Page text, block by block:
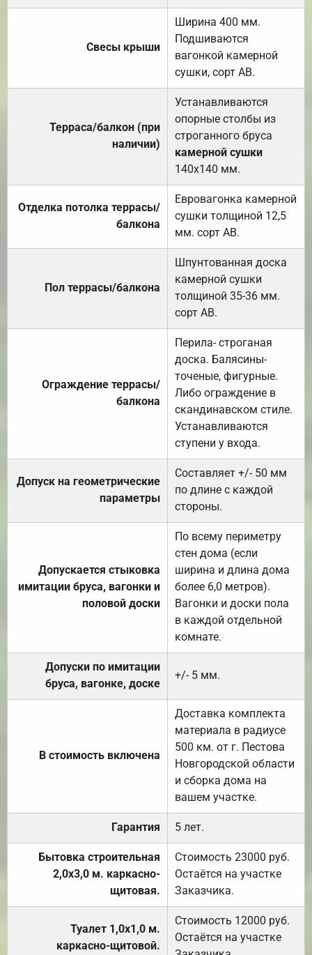
Свесы крыши
Ширина 400 мм.
Подшиваются
вагонкой камерной
сушки, сорт АВ.
Терраса/балкон (при
наличии)
Устанавливаются
опорные столбы из
строганного бруса
камерной сушки
140х140 мм.
Отделка потолка террасы/
балкона
Евровагонка камерной
сушки толщиной 12,5
мм. сорт АВ.
Пол террасы/балкона
Шпунтованная доска
камерной сушки
толщиной 35-36 мм.
сорт АВ.
Ограждение террасы/
балкона
Перила- строганая
доска. Балясины-
точеные, фигурные.
Либо ограждение в
скандинавском стиле.
Устанавливаются
ступени у входа.
Допуск на геометрические
параметры
Составляет +/- 50 мм
по длине с каждой
стороны.
Допускается стыковка
имитации бруса, вагонки и
половой доски
По всему периметру
стен дома (если
ширина и длина дома
более 6,0 метров).
Вагонки и доски пола
в каждой отдельной
комнате.
Допуски по имитации
бруса, вагонке, доске
+/- 5 мм.
В стоимость включена
Доставка комплекта
материала в радиусе
500 км. от г. Пестова
Новгородской области
и сборка дома на
вашем участке.
Гарантия 5 лет.
Бытовка строительная
2,0х3,0 м. каркасно-
щитовая.
Стоимость 23000 руб.
Остаётся на участке
Заказчика.
Туалет 1,0х1,0 м.
каркасно-щитовой.
Стоимость 12000 руб.
Остаётся на участке